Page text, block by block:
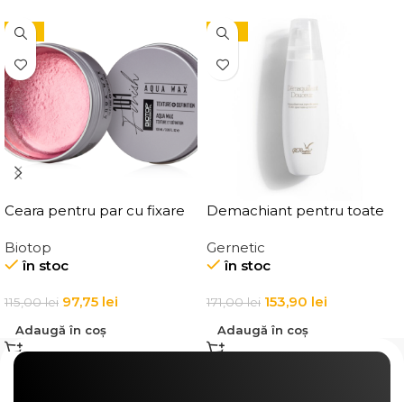
-15%
Ceara pentru par cu fixare
Texture Definition
Biotop
în stoc
115,00lei 97,75 lei
Adaugă în coș
-10%
Demachiant pentru toate
Demaquillant Douceur All
Skin Types Make-Up
Gernetic
în stoc
171,00lei 153,90 lei
Adaugă în coș